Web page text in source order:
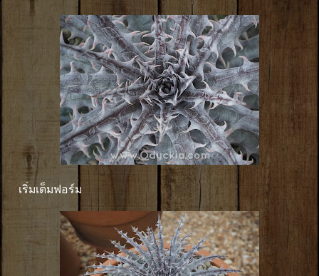
เริ่มเต็มฟอร์ม